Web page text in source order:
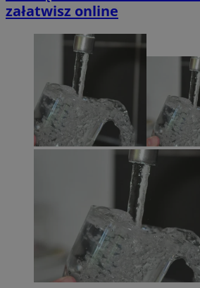
załatwisz online